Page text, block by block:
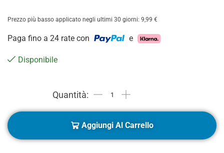
Prezzo più basso applicato negli ultimi 30 giorni: 9,99 €
Paga fino a 24 rate con e
Disponibile
Aggiungi Al Carrello